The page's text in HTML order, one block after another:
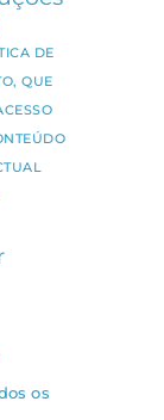
DE
QUE
os